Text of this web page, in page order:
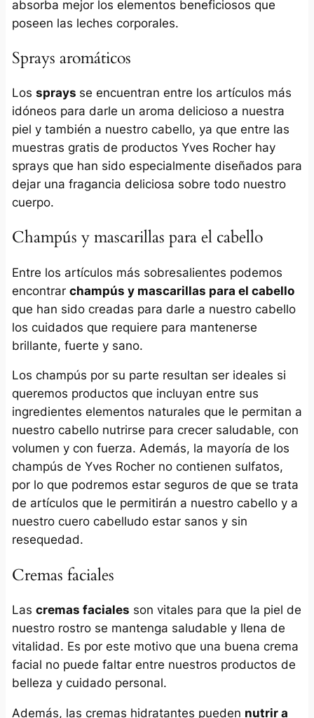
absorba mejor los elementos beneficiosos que
poseen las leches corporales.
Sprays aromáticos
Los sprays se encuentran entre los artículos más
idóneos para darle un aroma delicioso a nuestra
piel y también a nuestro cabello, ya que entre las
muestras gratis de productos Yves Rocher hay
sprays que han sido especialmente diseñados para
dejar una fragancia deliciosa sobre todo nuestro
cuerpo.
Champús y mascarillas para el cabello
Entre los artículos más sobresalientes podemos
encontrar champús y mascarillas para el cabello
que han sido creadas para darle a nuestro cabello
los cuidados que requiere para mantenerse
brillante, fuerte y sano.
Los champús por su parte resultan ser ideales si
queremos productos que incluyan entre sus
ingredientes elementos naturales que le permitan a
nuestro cabello nutrirse para crecer saludable, con
volumen y con fuerza. Además, la mayoría de los
champús de Yves Rocher no contienen sulfatos,
por lo que podremos estar seguros de que se trata
de artículos que le permitirán a nuestro cabello y a
nuestro cuero cabelludo estar sanos y sin
resequedad.
Cremas faciales
Las cremas faciales son vitales para que la piel de
nuestro rostro se mantenga saludable y llena de
vitalidad. Es por este motivo que una buena crema
facial no puede faltar entre nuestros productos de
belleza y cuidado personal.
Además, las cremas hidratantes pueden nutrir a